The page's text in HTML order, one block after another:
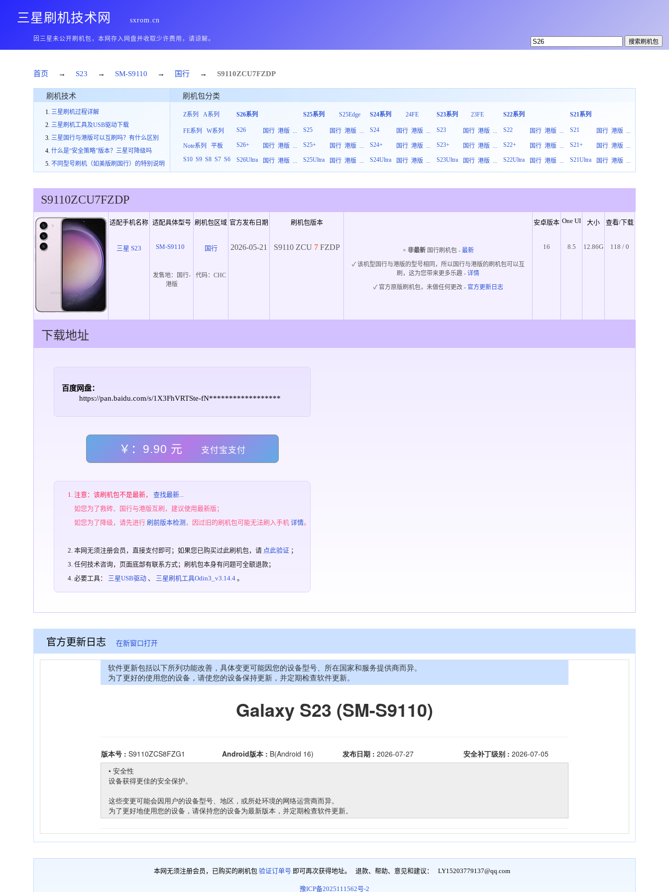
三星刷机技术网 sxrom.cn
因三星未公开刷机包，本网存入网盘并收取少许费用，请谅解。
首页 → S23 → SM-S9110 → 国行 → S9110ZCU7FZDP
刷机技术
三星刷机过程详解
三星刷机工具及USB驱动下载
三星国行与港版可以互刷吗？有什么区别
什么是“安全策略”版本？三星可降级吗
不同型号刷机（如美版刷国行）的特别说明
刷机包分类
Z系列 A系列
FE系列 W系列
Note系列
平板
S10 S9 S8 S7 S6
S26系列
S26 国行 港版 ...
S26+
国行 港版 ...
S26Ultra
国行 港版 ...
S25系列 S25Edge
S25 国行 港版 ...
S25+
国行 港版 ...
S25Ultra
国行 港版 ...
S24系列 24FE
S24 国行 港版 ...
S24+
国行 港版 ...
S24Ultra
国行 港版 ...
S23系列 23FE
S23 国行 港版 ...
S23+
国行 港版 ...
S23Ultra
国行 港版 ...
S22系列
S22 国行 港版 ...
S22+
国行 港版 ...
S22Ultra
国行 港版 ...
S21系列
S21 国行 港版 ...
S21+
国行 港版 ...
S21Ultra
国行 港版 ...
S9110ZCU7FZDP
适配手机名称 适配具体型号 刷机包区域 官方发布日期 刷机包版本 安卓版本 One UI 大小 查看/下载
三星 S23 SM-S9110 国行 2026-05-21 S9110 ZCU 7 FZDP × 非最新国行刷机包 - 最新
✓ 该机型国行与港版的型号相同，所以国行与港版的刷机包可以互
刷，这为您带来更多乐趣 -详情
✓ 官方原版刷机包，未做任何更改 - 官方更新日志
16 8.5 12.86G 118 / 0
发售地：
国行-
港版
代码：CHC
下载地址
百度网盘：
https://pan.baidu.com/s/1X3FhVRTSte-fN******************
￥：9.90 元 支付宝支付
注意：该刷机包不是最新，查找最新...
如您为了救砖、国行与港版互刷，建议使用最新版；
如您为了降级，请先进行 刷前版本检测 ，因过旧的刷机包可能无法刷入手机详情。
本网无须注册会员，直接支付即可；如果您已购买过此刷机包，请 点此验证 ；
任何技术咨询，页面底部有联系方式；刷机包本身有问题可全额退款；
必要工具： 三星USB驱动 、 三星刷机工具Odin3_v3.14.4 。
官方更新日志在新窗口打开
本网无须注册会员，已购买的刷机包 验证订单号 即可再次获得地址。 退款、帮助、意见和建议： LY15203779137@qq.com
豫ICP备2025111562号-2